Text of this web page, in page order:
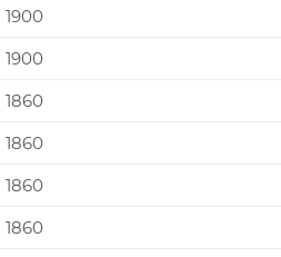
1900
1900
1860
1860
1860
1860